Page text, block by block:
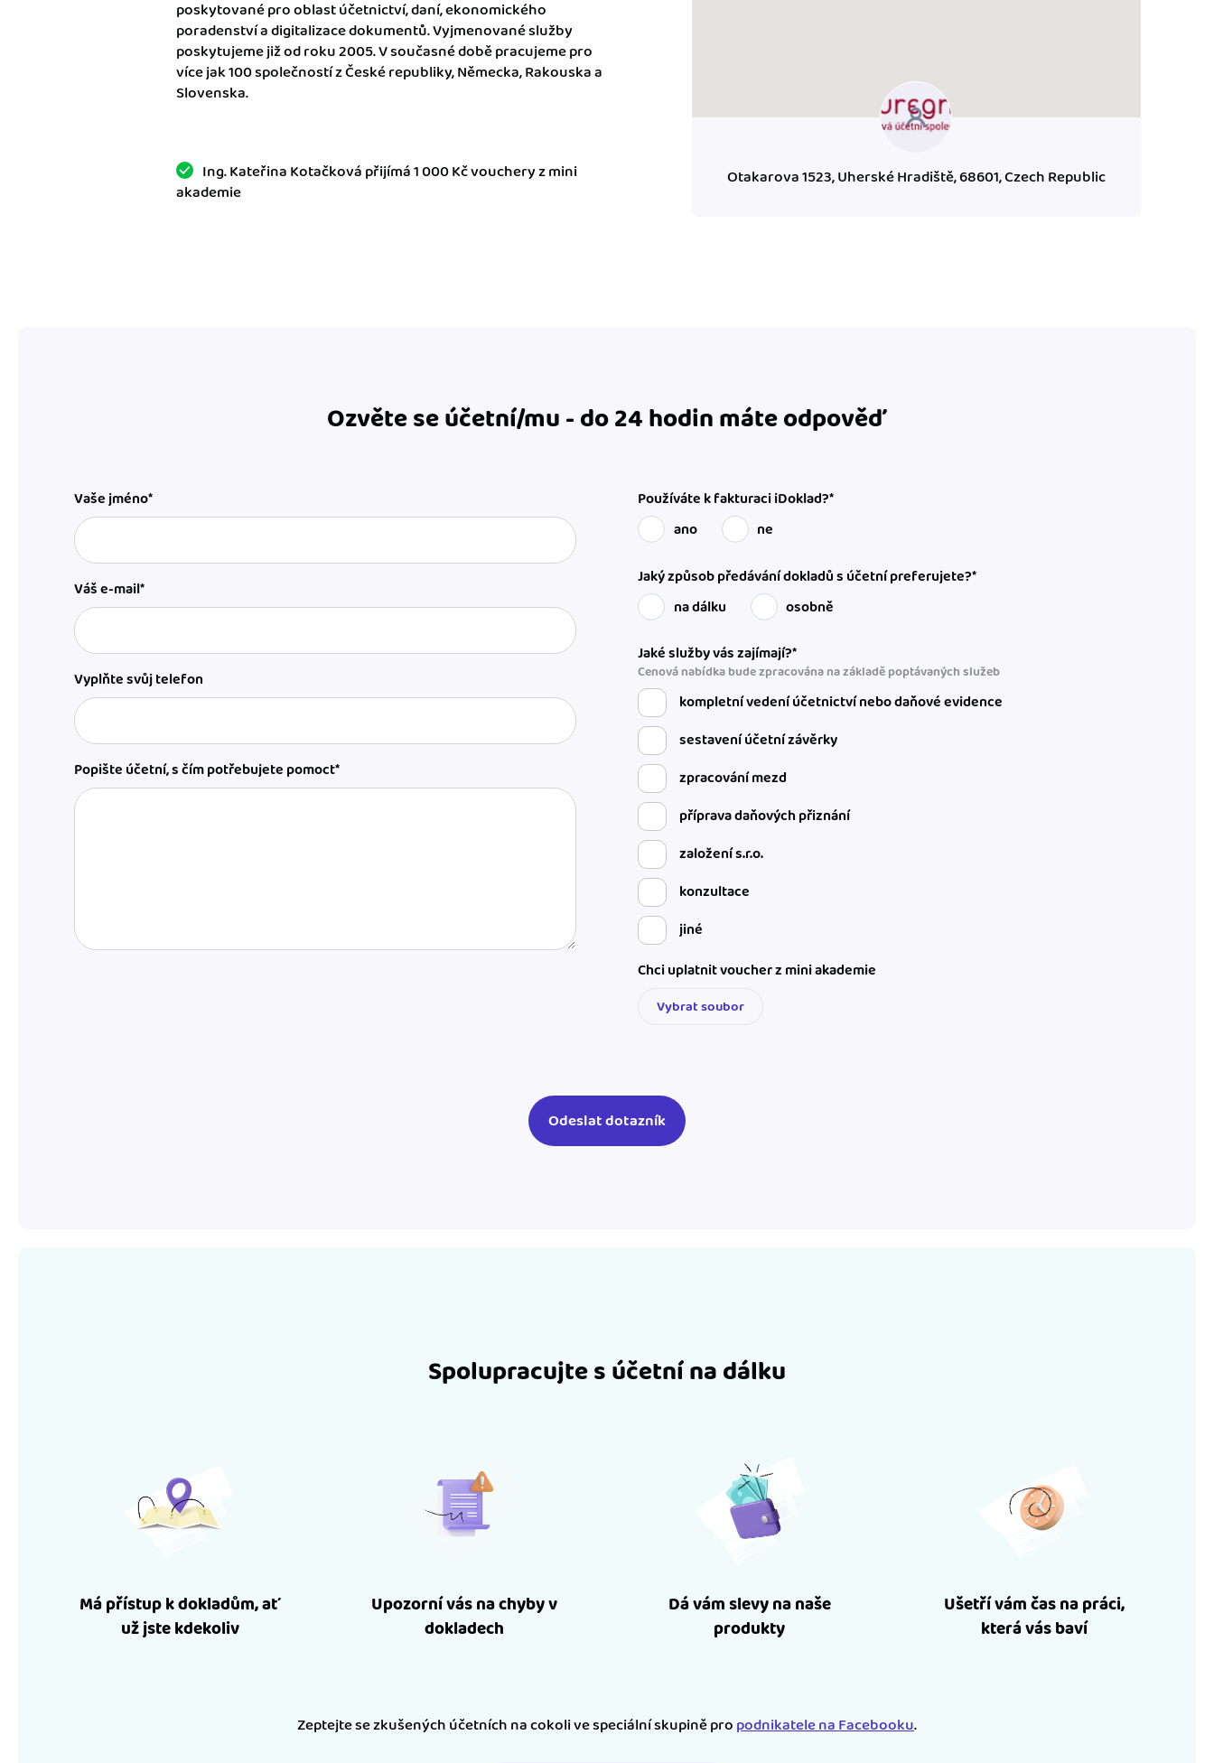
Výkazy pro úřady
Užívejte, že máte podklady pro finanční
úřad v naprostém pořádku.
poskytované pro oblast účetnictví, daní, ekonomického
poradenství a digitalizace dokumentů. Vyjmenované služby
poskytujeme již od roku 2005. V současné době pracujeme pro
více jak 100 společností z České republiky, Německa, Rakouska a
Slovenska.
Ing. Kateřina Kotačková přijímá 1 000 Kč vouchery z mini
akademie
Otakarova 1523, Uherské Hradiště, 68601, Czech Republic
Ozvěte se účetní/mu - do 24 hodin máte odpověď
Vaše jméno*
Váš e-mail*
Vyplňte svůj telefon
Popište účetní, s čím potřebujete pomoct*
Používáte k fakturaci iDoklad?*
ano
ne
Jaký způsob předávání dokladů s účetní preferujete?*
na dálku
osobně
Jaké služby vás zajímají?*
Cenová nabídka bude zpracována na základě poptávaných služeb
kompletní vedení účetnictví nebo daňové evidence
sestavení účetní závěrky
zpracování mezd
příprava daňových přiznání
založení s.r.o.
konzultace
jiné
Chci uplatnit voucher z mini akademie
Vybrat soubor
Spolupracujte s účetní na dálku
Má přístup k dokladům, ať
už jste kdekoliv
Upozorní vás na chyby v
dokladech
Dá vám slevy na naše
produkty
Ušetří vám čas na práci,
která vás baví
Zeptejte se zkušených účetních na cokoli ve speciální skupině propodnikatele na Facebooku.